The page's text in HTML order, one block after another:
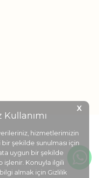
X
Kullanımı
hizmetlerimizin
bir şekilde sunulması için
uygun bir şekilde
işlenir. Konuyla ilgili
almak için Gizlilik